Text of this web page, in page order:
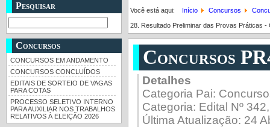
Pesquisar
Concursos
CONCURSOS EM ANDAMENTO
CONCURSOS CONCLUÍDOS
EDITAIS DE SORTEIO DE VAGAS
PARA COTAS
PROCESSO SELETIVO INTERNO
PARA AUXILIAR NOS TRABALHOS
RELATIVOS À ELEIÇÃO 2026
Você está aqui: Início Concursos
28. Resultado Preliminar das Provas Práticas
Concursos
Detalhes
Categoria Pai:
Categoria: Edital Nº
Última Atualização: 24